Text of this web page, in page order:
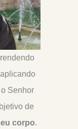
Senhor
de
corpo.